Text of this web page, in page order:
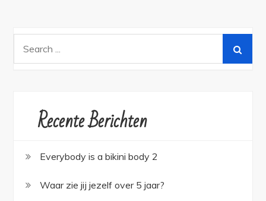
Recente Berichten
Everybody is a bikini body 2
Waar zie jij jezelf over 5 jaar?